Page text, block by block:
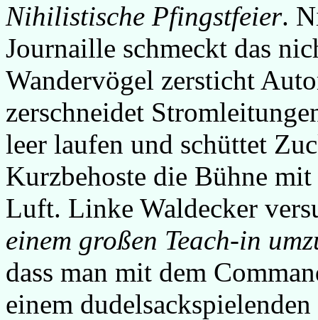
Nihilistische Pfingstfeier.
Journaille schmeckt das
Wandervögel zersticht
zerschneidet
leer laufen und schüttet
Kurzbehoste die Bühne
Luft. Linke Waldecker
einem großen Teach-in
dass man mit dem
einem